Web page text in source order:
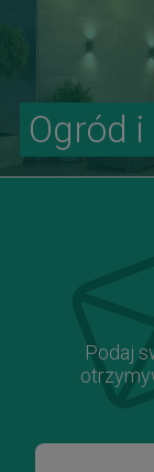
Ogród
Podaj